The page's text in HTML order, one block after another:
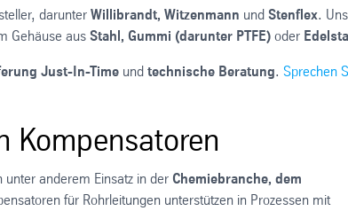
darunter Willibrandt, Witzenmann und Stenflex.
Gehäuse aus Stahl, Gummi (darunter PTFE) oder
Just-In-Time und technische Beratung. Sprechen
Kompensatoren
anderem Einsatz in der Chemiebranche, dem
für Rohrleitungen unterstützen in Prozessen mit